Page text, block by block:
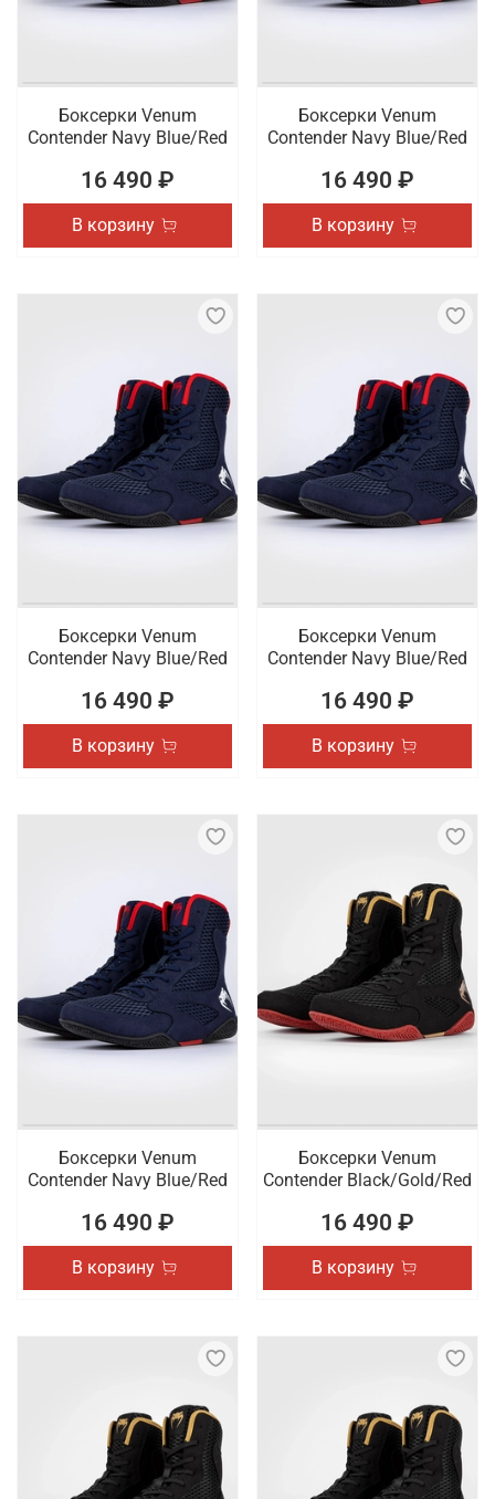
Боксерки Venum
Contender Navy Blue/Red
16 490 ₽
В корзину
Боксерки Venum
Contender Navy Blue/Red
16 490 ₽
В корзину
Боксерки Venum
Contender Navy Blue/Red
16 490 ₽
В корзину
Боксерки Venum
Contender Navy Blue/Red
16 490 ₽
В корзину
Боксерки Venum
Contender Navy Blue/Red
16 490 ₽
В корзину
Боксерки Venum
Contender Black/Gold/Red
16 490 ₽
В корзину